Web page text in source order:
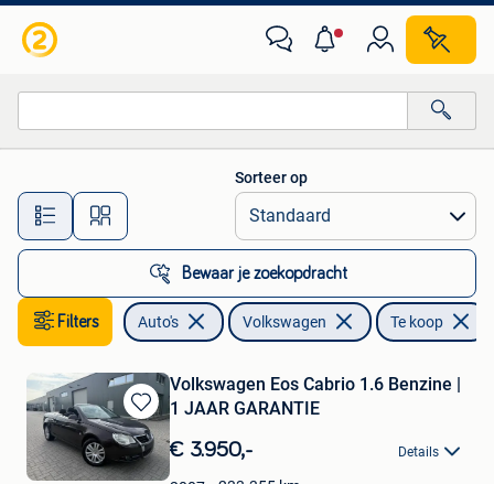
Alle afstanden…
Sorteer op
Bewaar je zoekopdracht
Filters Auto's Volkswagen Te koop
Bewaren
in
Mijn
Volkswagen Eos Cabrio 1.6 Benzine |
1 JAAR GARANTIE
€ 3.950,- Details